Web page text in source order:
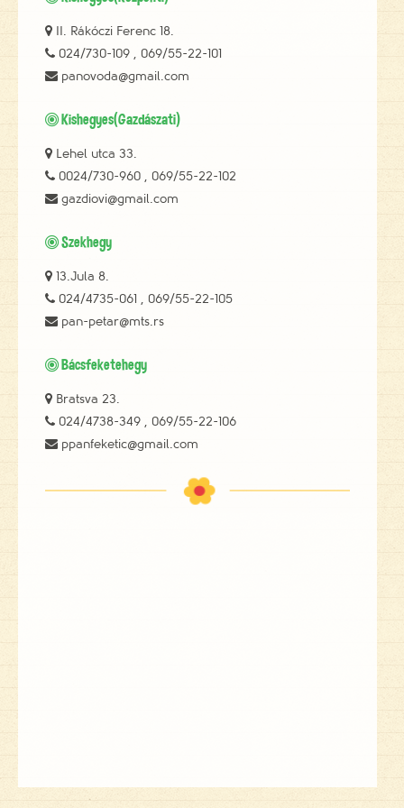
 II. Rákóczi Ferenc 18.
 024/730-109 , 069/55-22-101
 panovoda@gmail.com
Kishegyes(Gazdászati)
 Lehel utca 33.
 0024/730-960 , 069/55-22-102
 gazdiovi@gmail.com
Szekhegy
 13.Jula 8.
 024/4735-061 , 069/55-22-105
 pan-petar@mts.rs
Bácsfeketehegy
 Bratsva 23.
 024/4738-349 , 069/55-22-106
 ppanfeketic@gmail.com